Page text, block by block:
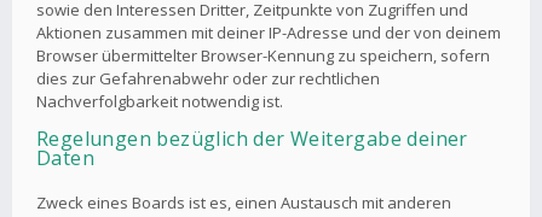
sowie den Interessen Dritter, Zeitpunkte von Zugriffen und
Aktionen zusammen mit deiner IP-Adresse und der von deinem
Browser übermittelter Browser-Kennung zu speichern, sofern
dies zur Gefahrenabwehr oder zur rechtlichen
Nachverfolgbarkeit notwendig ist.
Regelungen bezüglich der Weitergabe deiner
Daten
Zweck eines Boards ist es, einen Austausch mit anderen